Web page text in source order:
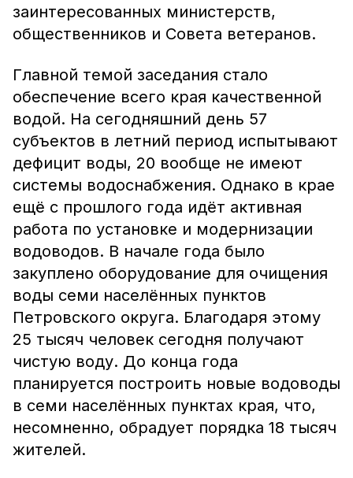
заинтересованных министерств,
общественников и Совета ветеранов.
Главной темой заседания стало
обеспечение всего края качественной
водой. На сегодняшний день 57
субъектов в летний период испытывают
дефицит воды, 20 вообще не имеют
системы водоснабжения. Однако в крае
ещё с прошлого года идёт активная
работа по установке и модернизации
водоводов. В начале года было
закуплено оборудование для очищения
воды семи населённых пунктов
Петровского округа. Благодаря этому
25 тысяч человек сегодня получают
чистую воду. До конца года
планируется построить новые водоводы
в семи населённых пунктах края, что,
несомненно, обрадует порядка 18 тысяч
жителей.